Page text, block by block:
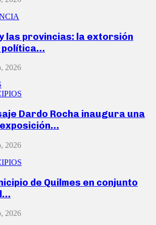
las provincias: la extorsión
política…
2026
Dardo Rocha inaugura una
2026
de Quilmes en conjunto
2026